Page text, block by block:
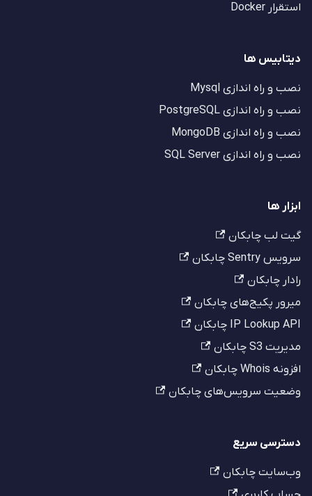
استقرار Docker
دیتابیس ها
نصب و راه اندازی Mysql
نصب و راه اندازی PostgreSQL
نصب و راه اندازی MongoDB
نصب و راه اندازی SQL Server
ابزار ها
گیت لب چابکان
سرویس Sentry چابکان
رادار چابکان
میرور پکیج‌های چابکان
IP Lookup API چابکان
مدیریت S3 چابکان
افزونه Whois چابکان
وضعیت سرویس‌های چابکان
دسترسی سریع
وب‌سایت چابکان